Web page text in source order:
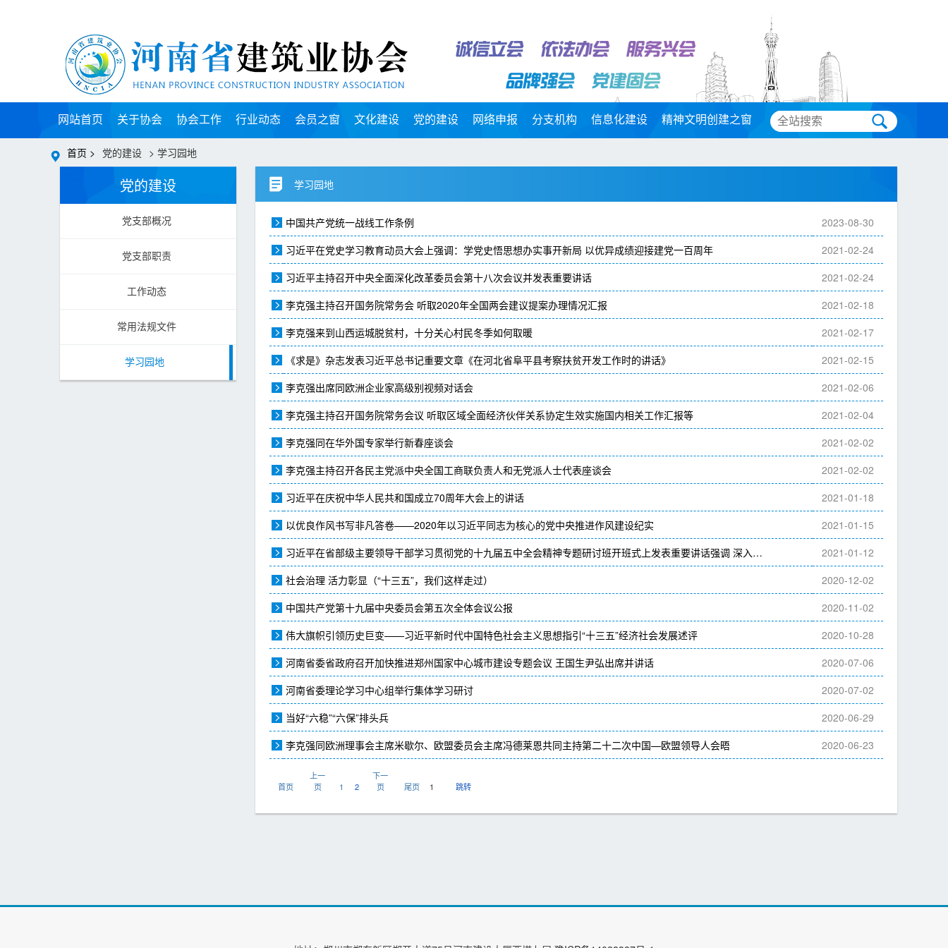
网站首页 关于协会 协会工作 行业动态 会员之窗 文化建设 党的建设 网络申报 分支机构 信息化建设 精神文明创建之窗
首页 > 党的建设 > 学习园地
党的建设
党支部概况
党支部职责
工作动态
常用法规文件
学习园地
学习园地
中国共产党统一战线工作条例
2023-08-30
习近平在党史学习教育动员大会上强调：学党史悟思想办实事开新局 以优异成绩迎接建党一百周年
2021-02-24
习近平主持召开中央全面深化改革委员会第十八次会议并发表重要讲话
2021-02-24
李克强主持召开国务院常务会 听取2020年全国两会建议提案办理情况汇报
2021-02-18
李克强来到山西运城脱贫村，十分关心村民冬季如何取暖
2021-02-17
《求是》杂志发表习近平总书记重要文章《在河北省阜平县考察扶贫开发工作时的讲话》
2021-02-15
李克强出席同欧洲企业家高级别视频对话会
2021-02-06
李克强主持召开国务院常务会议 听取区域全面经济伙伴关系协定生效实施国内相关工作汇报等
2021-02-04
李克强同在华外国专家举行新春座谈会
2021-02-02
李克强主持召开各民主党派中央全国工商联负责人和无党派人士代表座谈会
2021-02-02
习近平在庆祝中华人民共和国成立70周年大会上的讲话
2021-01-18
以优良作风书写非凡答卷——2020年以习近平同志为核心的党中央推进作风建设纪实
2021-01-15
习近平在省部级主要领导干部学习贯彻党的十九届五中全会精神专题研讨班开班式上发表重要讲话强调 深入学习坚决贯彻党的十九届五中全会精神 确保全面建设社会主义现代化国家开好局 李克强主持 栗战书汪洋王沪宁赵乐际韩正王岐山出席
2021-01-12
社会治理 活力彰显（“十三五”，我们这样走过）
2020-12-02
中国共产党第十九届中央委员会第五次全体会议公报
2020-11-02
伟大旗帜引领历史巨变——习近平新时代中国特色社会主义思想指引“十三五”经济社会发展述评
2020-10-28
河南省委省政府召开加快推进郑州国家中心城市建设专题会议 王国生尹弘出席并讲话
2020-07-06
河南省委理论学习中心组举行集体学习研讨
2020-07-02
当好“六稳”“六保”排头兵
2020-06-29
李克强同欧洲理事会主席米歇尔、欧盟委员会主席冯德莱恩共同主持第二十二次中国—欧盟领导人会晤
2020-06-23
首页
上一
页
1 2
下一
页
尾页 跳转